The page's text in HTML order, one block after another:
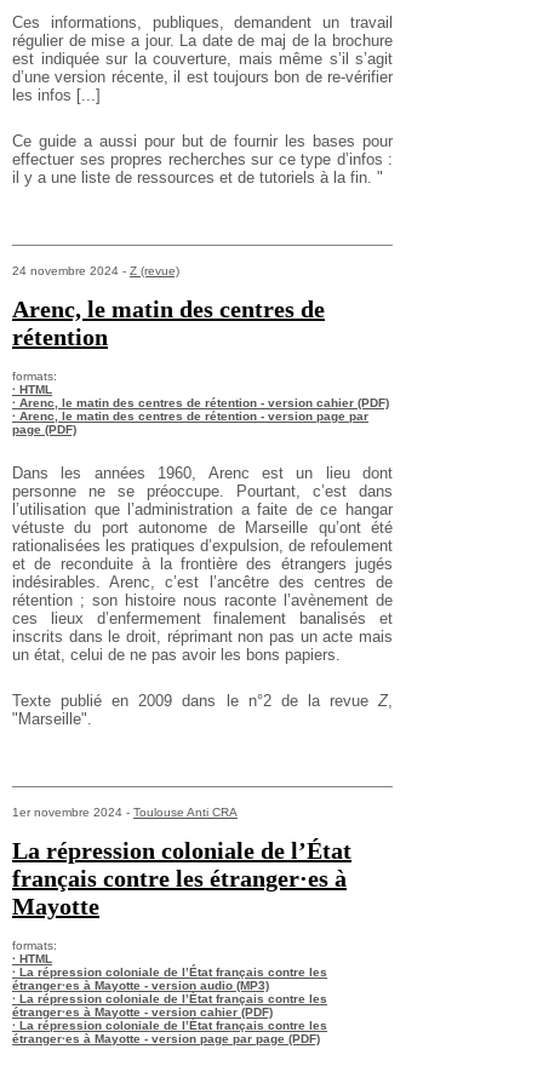
Ces informations, publiques, demandent un travail
régulier de mise a jour. La date de maj de la brochure
est indiquée sur la couverture, mais même s’il s’agit
d’une version récente, il est toujours bon de re-vérifier
les infos [...]
Ce guide a aussi pour but de fournir les bases pour
effectuer ses propres recherches sur ce type d’infos :
il y a une liste de ressources et de tutoriels à la fin. "
24 novembre 2024 - Z (revue)
Arenc, le matin des centres de
rétention
formats:
· HTML
· Arenc, le matin des centres de rétention - version cahier (PDF)
· Arenc, le matin des centres de rétention - version page par
page (PDF)
Dans les années 1960, Arenc est un lieu dont
personne ne se préoccupe. Pourtant, c’est dans
l’utilisation que l’administration a faite de ce hangar
vétuste du port autonome de Marseille qu’ont été
rationalisées les pratiques d’expulsion, de refoulement
et de reconduite à la frontière des étrangers jugés
indésirables. Arenc, c’est l’ancêtre des centres de
rétention ; son histoire nous raconte l’avènement de
ces lieux d’enfermement finalement banalisés et
inscrits dans le droit, réprimant non pas un acte mais
un état, celui de ne pas avoir les bons papiers.
Texte publié en 2009 dans le n°2 de la revueZ,
"Marseille".
1er novembre 2024 - Toulouse Anti CRA
La répression coloniale de l’État
français contre les étranger·es à
Mayotte
formats:
· HTML
· La répression coloniale de l’État français contre les
étranger·es à Mayotte - version audio (MP3)
· La répression coloniale de l’État français contre les
étranger·es à Mayotte - version cahier (PDF)
· La répression coloniale de l’État français contre les
étranger·es à Mayotte - version page par page (PDF)